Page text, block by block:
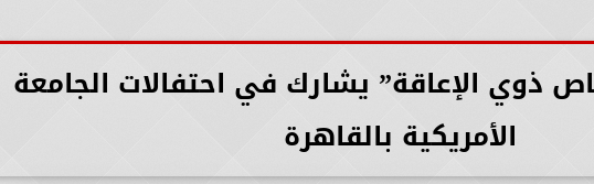
ذوي الإعاقة” يشارك في احتفالات الجامعة
الأمريكية بالقاهرة